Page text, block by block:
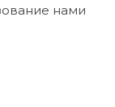
нами